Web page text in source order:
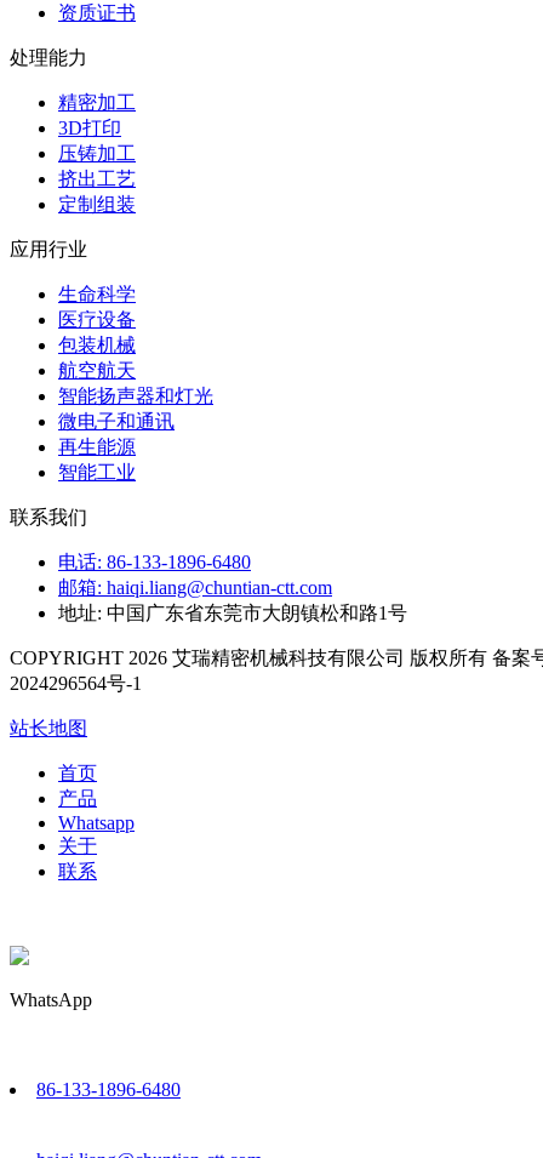
资质证书
处理能力
精密加工
3D打印
压铸加工
挤出工艺
定制组装
应用行业
生命科学
医疗设备
包装机械
航空航天
智能扬声器和灯光
微电子和通讯
再生能源
智能工业
联系我们
电话: 86-133-1896-6480
邮箱: haiqi.liang@chuntian-ctt.com
地址: 中国广东省东莞市大朗镇松和路1号
COPYRIGHT 2026 艾瑞精密机械科技有限公司 版权所有 备案
2024296564号-1
站长地图
首页
产品
Whatsapp
关于
联系
WhatsApp
86-133-1896-6480